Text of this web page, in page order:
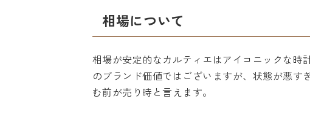
相場について
相場が安定的なカルティエはアイコニックな
のブランド価値ではございますが、状態が悪
む前が売り時と言えます。